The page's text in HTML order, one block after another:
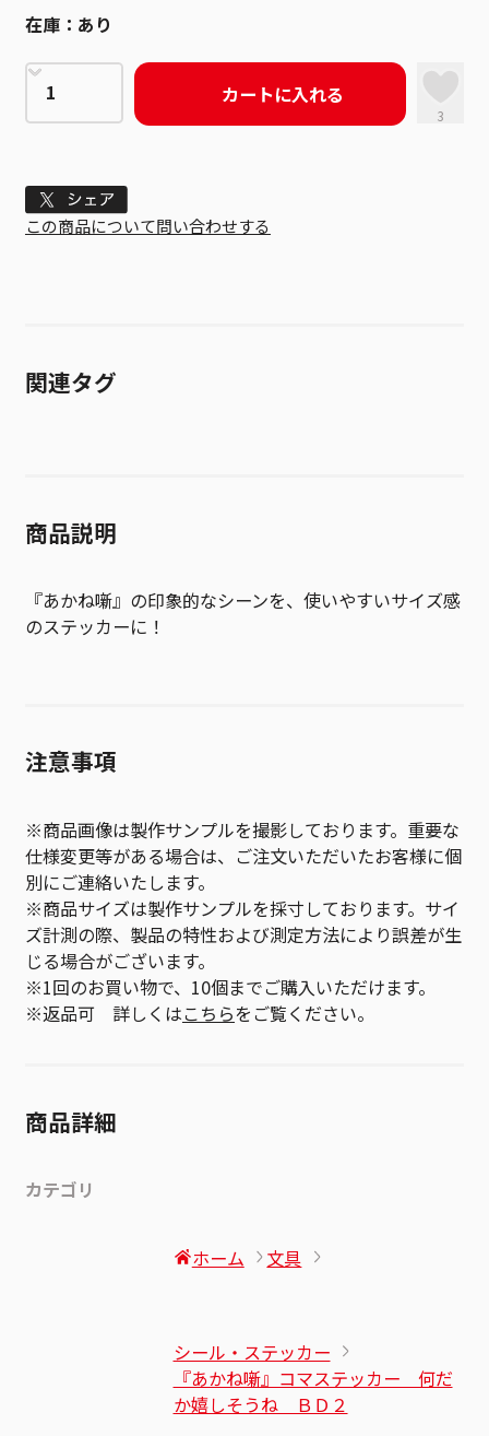
在庫： あり
カートに入れる
3
Tweet
この商品について問い合わせする
関連タグ
商品説明
『あかね噺』の印象的なシーンを、使いやすいサイズ感
のステッカーに！
注意事項
※商品画像は製作サンプルを撮影しております。重要な
仕様変更等がある場合は、ご注文いただいたお客様に個
別にご連絡いたします。
※商品サイズは製作サンプルを採寸しております。サイ
ズ計測の際、製品の特性および測定方法により誤差が生
じる場合がございます。
※1回のお買い物で、10個までご購入いただけます。
※返品可 詳しくはこちらをご覧ください。
商品詳細
カテゴリ
ホーム 文具
シール・ステッカー
『あかね噺』コマステッカー 何だ
か嬉しそうね ＢＤ２